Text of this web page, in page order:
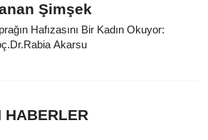
Şimşek
Hafızasını Bir Kadın Okuyor:
Akarsu
HABERLER